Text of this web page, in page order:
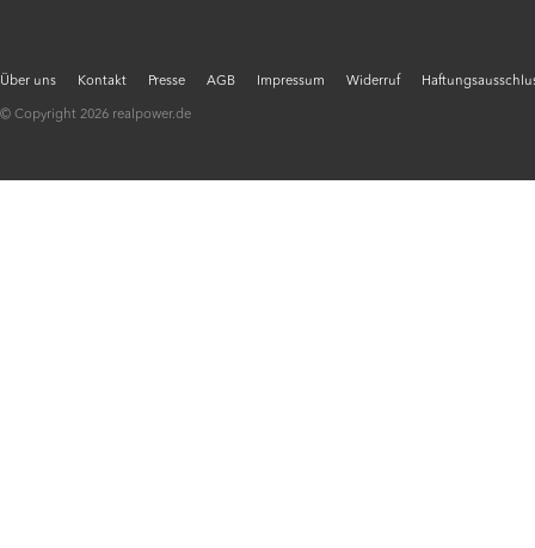
Über uns Kontakt Presse AGB Impressum Widerruf
© Copyright 2026 realpower.de